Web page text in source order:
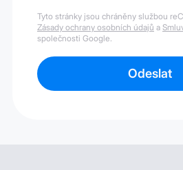
Tyto stránky jsou chráněny službou
Zásady ochrany osobních údajů a
společnosti Google.
Odeslat